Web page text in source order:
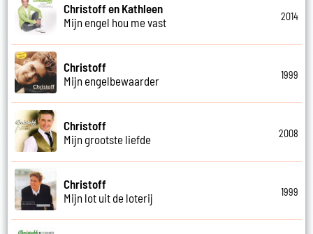
Christoff en Kathleen
Mijn engel hou me vast
2014
Christoff
Mijn engelbewaarder
1999
Christoff
Mijn grootste liefde
2008
Christoff
Mijn lot uit de loterij
1999